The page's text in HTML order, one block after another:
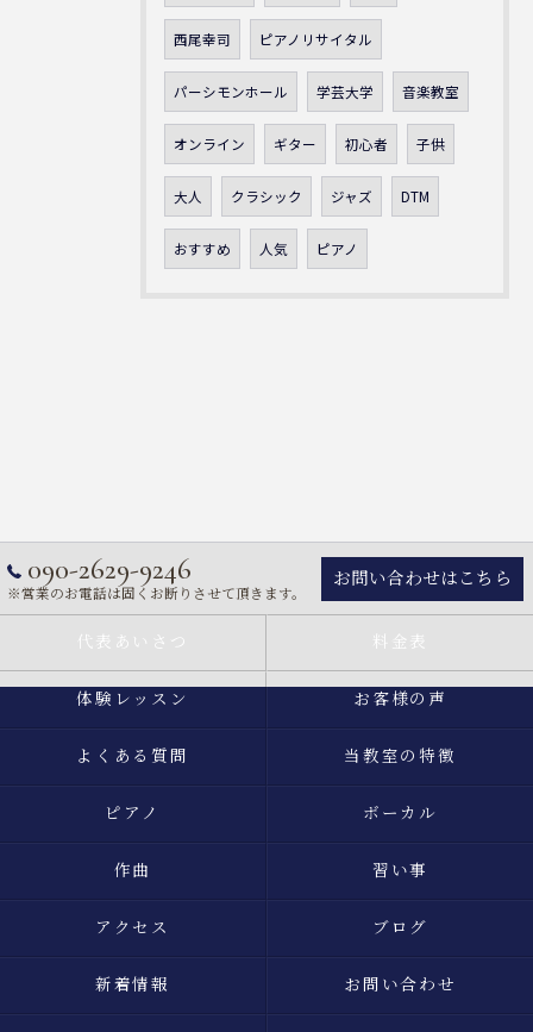
西尾幸司 ピアノリサイタル
パーシモンホール 学芸大学 音楽教室
オンライン ギター 初心者 子供
大人 クラシック ジャズ DTM
おすすめ 人気 ピアノ
090-2629-9246
※営業のお電話は固くお断りさせて頂きます。
お問い合わせはこちら
代表あいさつ 料金表
体験レッスン お客様の声
よくある質問 当教室の特徴
ピアノ ボーカル
作曲 習い事
アクセス ブログ
新着情報 お問い合わせ